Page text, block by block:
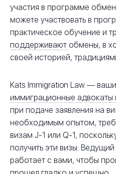
участия в программе
можете участвовать в
практическое обучение и
поддерживают обмены, в
своей историей,
Kats Immigration Law —
иммиграционные адвокаты
при подаче заявления на
необходимым опытом,
визам J-1 или Q-1,
получить эти визы.
работает с вами, чтобы